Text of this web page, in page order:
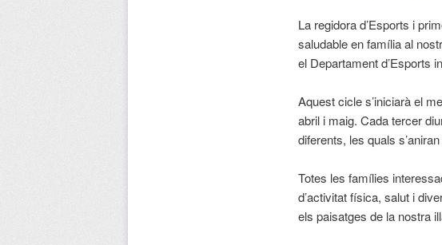
La regidora d’Esports i
saludable en família al
el Departament d’Esports
Aquest cicle s’iniciarà el
abril i maig. Cada tercer
diferents, les quals
Totes les famílies
d’activitat física, salut i
els paisatges de la nostra